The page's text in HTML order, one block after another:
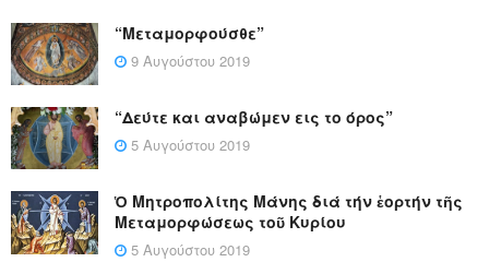
“Μεταμορφούσθε”
9 Αυγούστου 2019
“Δεύτε και αναβώμεν εις το όρος”
5 Αυγούστου 2019
Ὁ Μητροπολίτης Μάνης διά τήν ἑορτήν τῆς
Μεταμορφώσεως τοῦ Κυρίου
5 Αυγούστου 2019